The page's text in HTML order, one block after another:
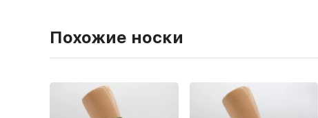
Похожие носки